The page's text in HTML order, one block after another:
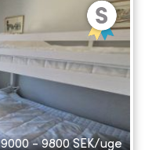
9000 - 9800 SEK/uge